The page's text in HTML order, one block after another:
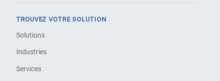
TROUVEZ VOTRE SOLUTION
Solutions
Industries
Services